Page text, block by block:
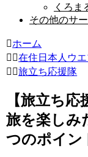
くろ
その他のサ
ホーム
在住日本人ウ
旅立ち応援隊
【旅立ち
旅を楽しみ
つのポイン